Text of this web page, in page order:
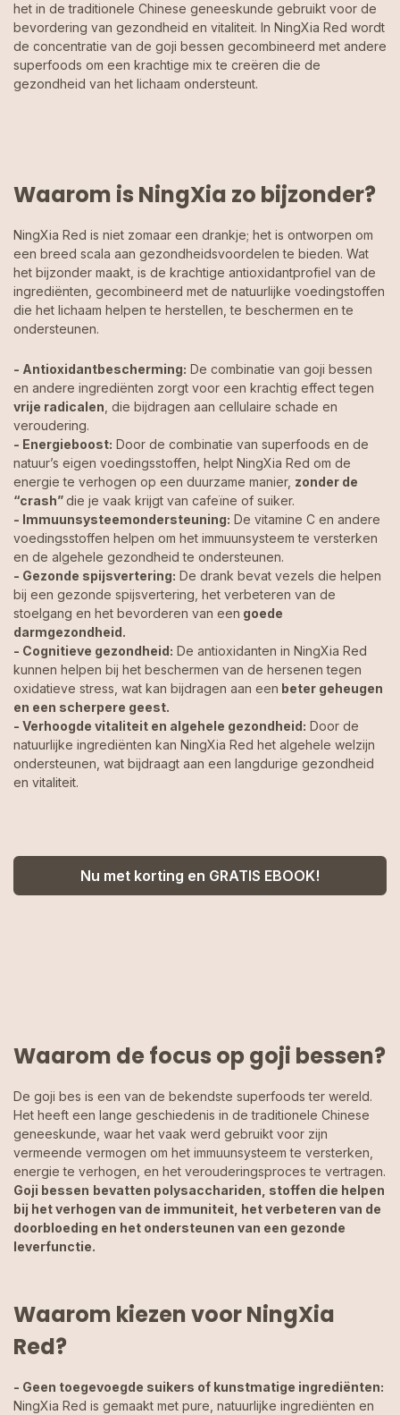
het in de traditionele Chinese geneeskunde gebruikt voor de
bevordering van gezondheid en vitaliteit. In NingXia Red wordt
de concentratie van de goji bessen gecombineerd met andere
superfoods om een krachtige mix te creëren die de
gezondheid van het lichaam ondersteunt.
Waarom is NingXia zo bijzonder?
NingXia Red is niet zomaar een drankje; het is ontworpen om
een breed scala aan gezondheidsvoordelen te bieden. Wat
het bijzonder maakt, is de krachtige antioxidantprofiel van de
ingrediënten, gecombineerd met de natuurlijke voedingstoffen
die het lichaam helpen te herstellen, te beschermen en te
ondersteunen.
- Antioxidantbescherming: De combinatie van goji bessen
en andere ingrediënten zorgt voor een krachtig effect tegen
vrije radicalen , die bijdragen aan cellulaire schade en
veroudering.
- Energieboost: Door de combinatie van superfoods en de
natuur’s eigen voedingsstoffen, helpt NingXia Red om de
energie te verhogen op een duurzame manier, zonder de
“crash”die je vaak krijgt van cafeïne of suiker.
- Immuunsysteemondersteuning: De vitamine C en andere
voedingsstoffen helpen om het immuunsysteem te versterken
en de algehele gezondheid te ondersteunen.
- Gezonde spijsvertering: De drank bevat vezels die helpen
bij een gezonde spijsvertering, het verbeteren van de
stoelgang en het bevorderen van een goede
darmgezondheid.
- Cognitieve gezondheid: De antioxidanten in NingXia Red
kunnen helpen bij het beschermen van de hersenen tegen
oxidatieve stress, wat kan bijdragen aan een beter geheugen
en een scherpere geest.
- Verhoogde vitaliteit en algehele gezondheid: Door de
natuurlijke ingrediënten kan NingXia Red het algehele welzijn
ondersteunen, wat bijdraagt aan een langdurige gezondheid
en vitaliteit.
Nu met korting en GRATIS EBOOK!
Waarom de focus op goji bessen?
De goji bes is een van de bekendste superfoods ter wereld.
Het heeft een lange geschiedenis in de traditionele Chinese
geneeskunde, waar het vaak werd gebruikt voor zijn
vermeende vermogen om het immuunsysteem te versterken,
energie te verhogen, en het verouderingsproces te vertragen.
Goji bessen bevatten polysacchariden, stoffen die helpen
bij het verhogen van de immuniteit, het verbeteren van de
doorbloeding en het ondersteunen van een gezonde
leverfunctie.
Waarom kiezen voor NingXia
Red?
- Geen toegevoegde suikers of kunstmatige ingrediënten:
NingXia Red is gemaakt met pure, natuurlijke ingrediënten en